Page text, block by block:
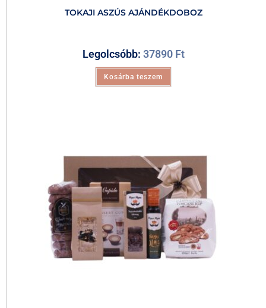
TOKAJI ASZÚS AJÁNDÉKDOBOZ
Legolcsóbb: 37890 Ft
Kosárba teszem